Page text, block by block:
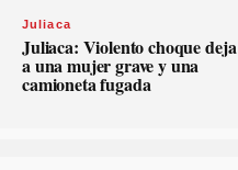
Juliaca
Juliaca: Violento choque deja
a una mujer grave y una
camioneta fugada